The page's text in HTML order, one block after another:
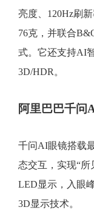
亮度、120Hz刷
76克，并联合
式。它还支持AI
3D/HDR。
阿里巴巴千问
千问AI眼镜搭载
态交互，实现“
LED显示，入眼
3D显示技术。